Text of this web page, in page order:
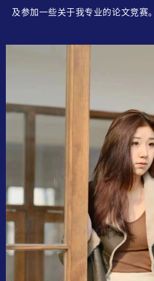
及参加一些关于我专业的论文竞赛。